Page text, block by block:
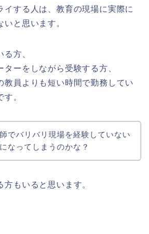
イする人は、教育の現場に実際に
と思います。
方、
ターをしながら受験する方、
教員よりも短い時間で勤務してい
。
でバリバリ現場を経験していない
なってしまうのかな？
方もいると思います。